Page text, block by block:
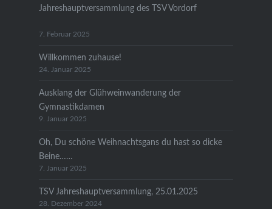
Jahreshauptversammlung des TSV Vordorf
7. Februar 2025
Willkommen zuhause!
24. Januar 2025
Ausklang der Glühweinwanderung der
Gymnastikdamen
9. Januar 2025
Oh, Du schöne Weihnachtsgans du hast so dicke
Beine……
7. Januar 2025
TSV Jahreshauptversammlung, 25.01.2025
28. Dezember 2024